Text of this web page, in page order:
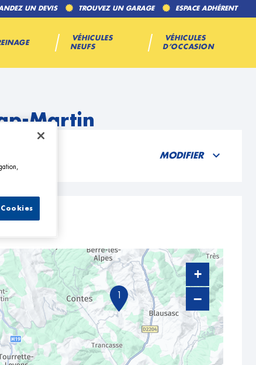
UN DEVIS TROUVEZ UN GARAGE ESPACE ADHÉRENT
VÉHICULES
NEUFS
VÉHICULES
D’OCCASION
Martin
MODIFIER
1
+
−